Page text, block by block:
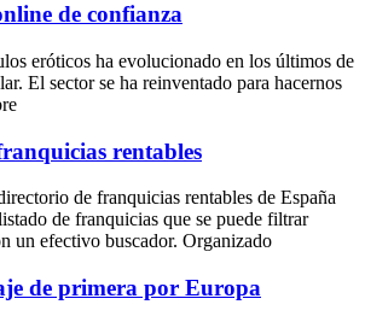
de confianza
eróticos ha evolucionado en los últimos de
El sector se ha reinventado para hacernos
rentables
de franquicias rentables de España
de franquicias que se puede filtrar
un efectivo buscador. Organizado
de primera por Europa